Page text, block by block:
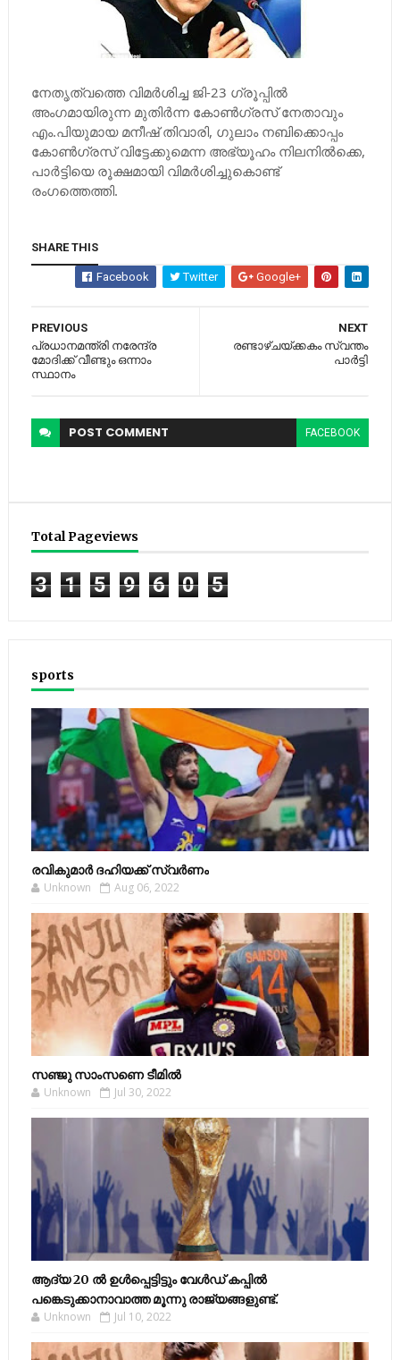
നേതൃത്വത്തെ വിമര്‍ശിച്ച ജി-23 ഗ്രൂപ്പില്‍
അംഗമായിരുന്ന മുതിര്‍ന്ന കോണ്‍ഗ്രസ് നേതാവും
എം.പിയുമായ മനീഷ് തിവാരി, ഗുലാം നബിക്കൊപ്പം
കോണ്‍ഗ്രസ് വിട്ടേക്കുമെന്ന അഭ്യൂഹം നിലനില്‍ക്കെ,
പാര്‍ട്ടിയെ രൂക്ഷമായി വിമര്‍ശിച്ചുകൊണ്ട്
രംഗത്തെത്തി.
SHARE THIS
Facebook Twitter Google+
NEXT
രണ്ടാഴ്‌ചയ്‌ക്കകം സ്വന്തം
പാര്‍ട്ടി
PREVIOUS
പ്രധാനമന്ത്രി നരേന്ദ്ര
മോദിക്ക് വീണ്ടും ഒന്നാം
സ്ഥാനം
POST COMMENT FACEBOOK
Total Pageviews
3 1 5 9 6 0 5
sports
രവികുമാര്‍ ദഹിയക്ക് സ്വര്‍ണം
Unknown Aug 06, 2022
സഞ്ജു സാംസണെ ടീമില്‍
Unknown Jul 30, 2022
ആദ്യ 20 ല്‍ ഉള്‍പ്പെട്ടിട്ടും വേള്‍ഡ് കപ്പില്‍
പങ്കെടുക്കാനാവാത്ത മൂന്നു രാജ്യങ്ങളുണ്ട്.
Unknown Jul 10, 2022